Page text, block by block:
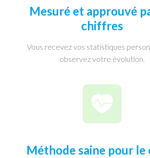
Mesuré et approuvé
chiffres
Vous recevez vos statistiques
observez votre évolution.
Méthode saine pour le